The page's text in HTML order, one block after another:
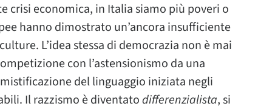
crisi economica, in Italia siamo più poveri o
hanno dimostrato un’ancora insufficiente
L’idea stessa di democrazia non è mai
con l’astensionismo da una
del linguaggio iniziata negli
Il razzismo è diventatodifferenzialista, si